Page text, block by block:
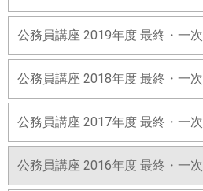
公務員講座 2019年度 最終・一
公務員講座 2018年度 最終・一
公務員講座 2017年度 最終・一
公務員講座 2016年度 最終・一